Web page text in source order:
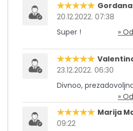
20.12.2022. 07:38
Super !
»
23.12.2022. 06:30
Divnoo,
»
Marija
09:22